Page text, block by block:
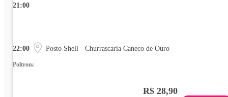
21:00
22:00 Posto Shell - Churrascaria Caneco de Ouro
Poltrona
R$ 28,90